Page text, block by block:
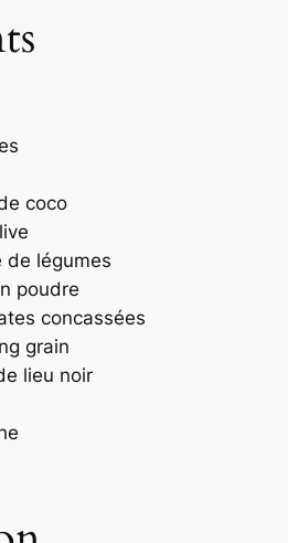
coco
de légumes
poudre
concassées
grain
lieu noir